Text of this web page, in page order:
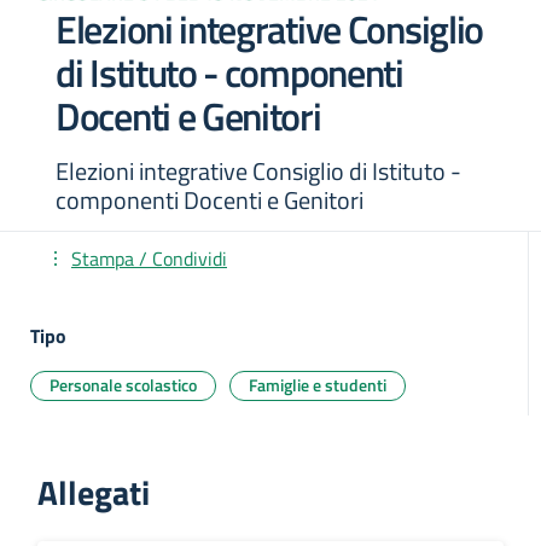
Elezioni integrative Consiglio
di Istituto - componenti
Docenti e Genitori
Elezioni integrative Consiglio di Istituto -
componenti Docenti e Genitori
Stampa / Condividi
Tipo
Personale scolastico Famiglie e studenti
Allegati